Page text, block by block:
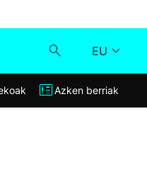
EU
Klisk
Azken berriak